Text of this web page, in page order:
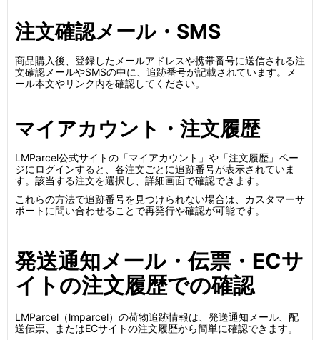
注文確認メール・SMS
商品購入後、登録したメールアドレスや携帯番号に送信される注
文確認メールやSMSの中に、追跡番号が記載されています。メ
ール本文やリンク内を確認してください。
マイアカウント・注文履歴
LMParcel公式サイトの「マイアカウント」や「注文履歴」ペー
ジにログインすると、各注文ごとに追跡番号が表示されていま
す。該当する注文を選択し、詳細画面で確認できます。
これらの方法で追跡番号を見つけられない場合は、カスタマーサ
ポートに問い合わせることで再発行や確認が可能です。
発送通知メール・伝票・ECサ
イトの注文履歴での確認
LMParcel（lmparcel）の荷物追跡情報は、発送通知メール、配
送伝票、またはECサイトの注文履歴から簡単に確認できます。